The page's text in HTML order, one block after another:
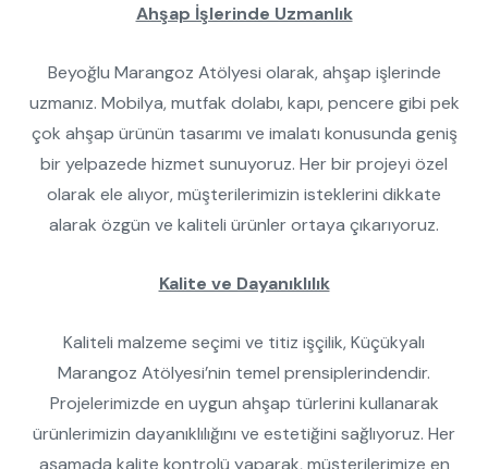
Ahşap İşlerinde Uzmanlık
Beyoğlu Marangoz Atölyesi olarak, ahşap işlerinde
uzmanız. Mobilya, mutfak dolabı, kapı, pencere gibi pek
çok ahşap ürünün tasarımı ve imalatı konusunda geniş
bir yelpazede hizmet sunuyoruz. Her bir projeyi özel
olarak ele alıyor, müşterilerimizin isteklerini dikkate
alarak özgün ve kaliteli ürünler ortaya çıkarıyoruz.
Kalite ve Dayanıklılık
Kaliteli malzeme seçimi ve titiz işçilik, Küçükyalı
Marangoz Atölyesi’nin temel prensiplerindendir.
Projelerimizde en uygun ahşap türlerini kullanarak
ürünlerimizin dayanıklılığını ve estetiğini sağlıyoruz. Her
aşamada kalite kontrolü yaparak, müşterilerimize en